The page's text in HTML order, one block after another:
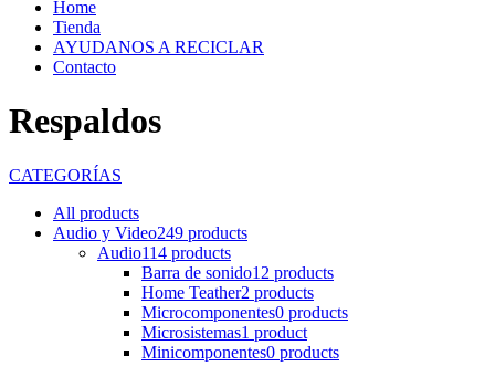
Home
Tienda
AYUDANOS A RECICLAR
Contacto
Respaldos
CATEGORÍAS
All products
Audio y Video249 products
Audio114 products
Barra de sonido12 products
Home Teather2 products
Microcomponentes0 products
Microsistemas1 product
Minicomponentes0 products